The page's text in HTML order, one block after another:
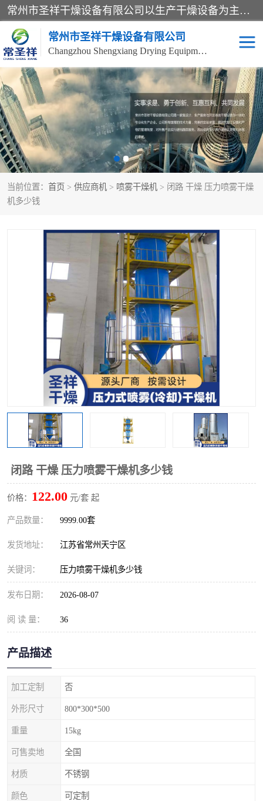
常州市圣祥干燥设备有限公司以生产干燥设备为主导产品，提供：干燥设备、干燥机、混合机、气流干燥机、烘箱、热风循环烘箱、沸腾干燥机、烘干机、喷雾干燥机等产品的生产、制造与销售服务。
常州市圣祥干燥设备有限公司
Changzhou Shengxiang Drying Equipment Co. , Ltd.
当前位置： 首页 > 供应商机 > 喷雾干燥机 > 闭路 干燥 压力喷雾干燥
机多少钱
闭路 干燥 压力喷雾干燥机多少钱
价格： 122.00 元/套 起
产品数量： 9999.00套
发货地址： 江苏省常州天宁区
关键词： 压力喷雾干燥机多少钱
发布日期： 2026-08-07
阅 读 量： 36
产品描述
加工定制 否
外形尺寸 800*300*500
重量 15kg
可售卖地 全国
材质 不锈钢
颜色 可定制
单锥真空干燥机 双锥真空干燥机
气流干燥机 滚筒刮板干燥机
干燥机 闪蒸干燥机
桨叶干燥机 高速混合机
带式干燥机
单锥螺带真空干燥机 沸腾干燥机
方形圆形真空干燥机 真空耙式干燥机
热风循环烘箱 喷雾干燥机
振动流化床干燥机 盘式干燥机